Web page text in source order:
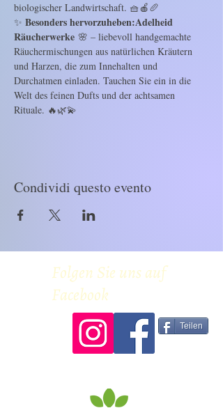
biologischer Landwirtschaft. 🧺🍎🥖
✨ Besonders hervorzuheben:Adelheid
Räucherwerke 🌸 – liebevoll handgemachte
Räuchermischungen aus natürlichen Kräutern
und Harzen, die zum Innehalten und
Durchatmen einladen. Tauchen Sie ein in die
Welt des feinen Dufts und der achtsamen
Rituale. 🔥🌿💫
Condividi questo evento
Folgen Sie uns auf
Facebook
Teilen